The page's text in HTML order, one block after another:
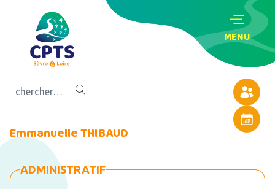
Annuaire
Agenda
MENU
Emmanuelle THIBAUD
ADMINISTRATIF